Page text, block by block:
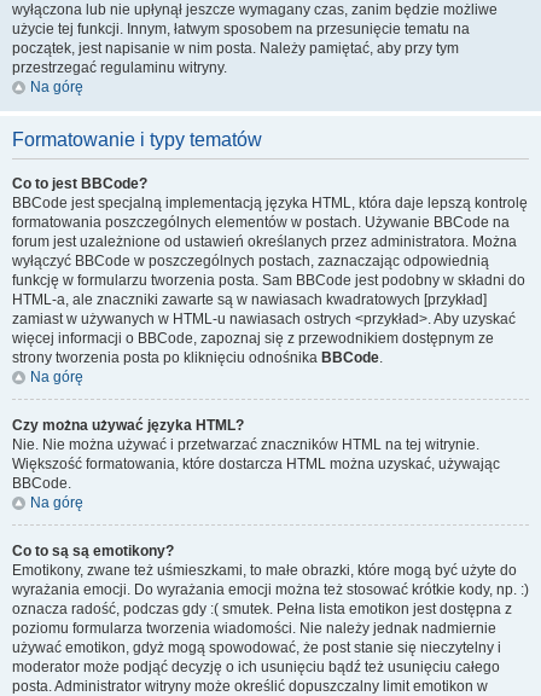
wyłączona lub nie upłynął jeszcze wymagany czas, zanim będzie możliwe
użycie tej funkcji. Innym, łatwym sposobem na przesunięcie tematu na
początek, jest napisanie w nim posta. Należy pamiętać, aby przy tym
przestrzegać regulaminu witryny.
Na górę
Formatowanie i typy tematów
Co to jest BBCode?
BBCode jest specjalną implementacją języka HTML, która daje lepszą kontrolę
formatowania poszczególnych elementów w postach. Używanie BBCode na
forum jest uzależnione od ustawień określanych przez administratora. Można
wyłączyć BBCode w poszczególnych postach, zaznaczając odpowiednią
funkcję w formularzu tworzenia posta. Sam BBCode jest podobny w składni do
HTML-a, ale znaczniki zawarte są w nawiasach kwadratowych [przykład]
zamiast w używanych w HTML-u nawiasach ostrych <przykład>. Aby uzyskać
więcej informacji o BBCode, zapoznaj się z przewodnikiem dostępnym ze
strony tworzenia posta po kliknięciu odnośnika BBCode.
Na górę
Czy można używać języka HTML?
Nie. Nie można używać i przetwarzać znaczników HTML na tej witrynie.
Większość formatowania, które dostarcza HTML można uzyskać, używając
BBCode.
Na górę
Co to są są emotikony?
Emotikony, zwane też uśmieszkami, to małe obrazki, które mogą być użyte do
wyrażania emocji. Do wyrażania emocji można też stosować krótkie kody, np. :)
oznacza radość, podczas gdy :( smutek. Pełna lista emotikon jest dostępna z
poziomu formularza tworzenia wiadomości. Nie należy jednak nadmiernie
używać emotikon, gdyż mogą spowodować, że post stanie się nieczytelny i
moderator może podjąć decyzję o ich usunięciu bądź też usunięciu całego
posta. Administrator witryny może określić dopuszczalny limit emotikon w